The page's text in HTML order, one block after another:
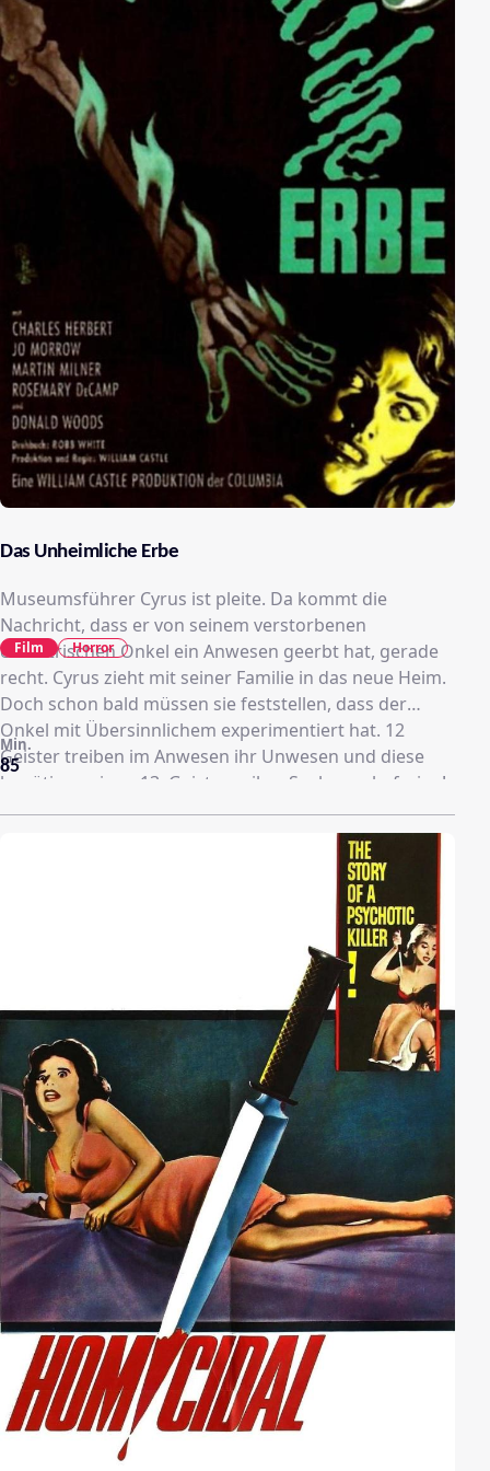
eines Stummfilmkinos, das gerade den Film Tol'able
David ansieht, in Angst und Schrecken.
Das Unheimliche Erbe
Museumsführer Cyrus ist pleite. Da kommt die
Nachricht, dass er von seinem verstorbenen
exzentrischen Onkel ein Anwesen geerbt hat, gerade
recht. Cyrus zieht mit seiner Familie in das neue Heim.
Doch schon bald müssen sie feststellen, dass der
Onkel mit Übersinnlichem experimentiert hat. 12
Geister treiben im Anwesen ihr Unwesen und diese
benötigen einen 13. Geist, um ihre Seelen zu befreien!
85
Min.
Film Horror